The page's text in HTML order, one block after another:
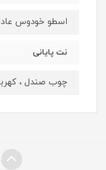
اسطو خودوس
نت پایانی
چوب صندل ،